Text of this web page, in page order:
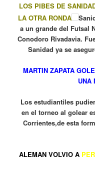
LOS PIBES DE
LA OTRA RONDA
a un grande del Futsal
Conodoro Rivadavia.
Sanidad ya se
MARTIN ZAPATA
UNA
Los estudiantiles
en el torneo al golear
Corrientes,de esta
ALEMAN VOLVIO A